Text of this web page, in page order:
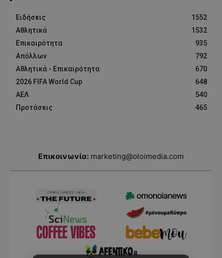
Ειδήσεις
1552
Αθλητικά
1532
Επικαιρότητα
935
Απόλλων
792
Αθλητικά - Επικαιρότητα
670
2026 FIFA World Cup
648
ΑΕΛ
540
Προτάσεις
465
Επικοινωνία: marketing@oloimedia.com